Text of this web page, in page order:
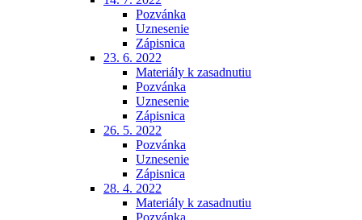
Pozvánka
Uznesenie
Zápisnica
23. 6. 2022
Materiály k zasadnutiu
Pozvánka
Uznesenie
Zápisnica
26. 5. 2022
Pozvánka
Uznesenie
Zápisnica
28. 4. 2022
Materiály k zasadnutiu
Pozvánka